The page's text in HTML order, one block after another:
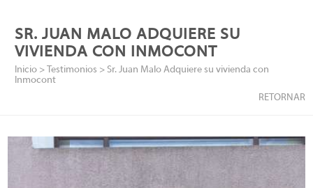
SR. JUAN MALO ADQUIERE SU
VIVIENDA CON INMOCONT
Inicio > Testimonios > Sr. Juan Malo Adquiere su vivienda con
Inmocont
RETORNAR